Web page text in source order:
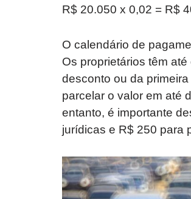
R$ 20.050 x 0,02 = R$
O calendário de
Os proprietários têm
desconto ou da
parcelar o valor em até
entanto, é importante
jurídicas e R$ 250 para